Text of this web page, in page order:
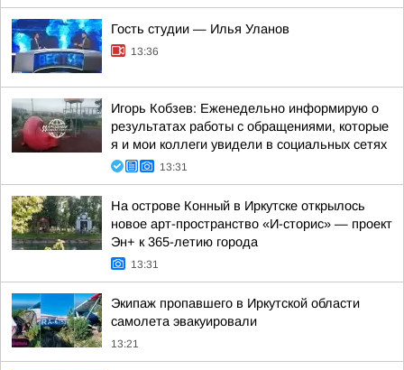
Гость студии — Илья Уланов
13:36
Игорь Кобзев: Еженедельно информирую о
результатах работы с обращениями, которые
я и мои коллеги увидели в социальных сетях
13:31
На острове Конный в Иркутске открылось
новое арт-пространство «И-сторис» — проект
Эн+ к 365-летию города
13:31
Экипаж пропавшего в Иркутской области
самолета эвакуировали
13:21